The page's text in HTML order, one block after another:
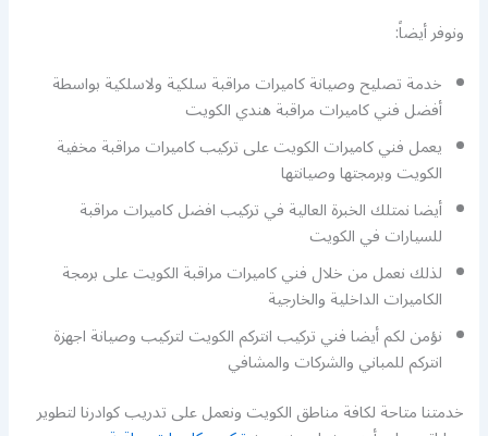
ونوفر أيضاً:
خدمة تصليح وصيانة كاميرات مراقبة سلكية ولاسلكية بواسطة
أفضل فني كاميرات مراقبة هندي الكويت
يعمل فني كاميرات الكويت على تركيب كاميرات مراقبة مخفية
الكويت وبرمجتها وصيانتها
أيضا نمتلك الخبرة العالية في تركيب افضل كاميرات مراقبة
للسيارات في الكويت
لذلك نعمل من خلال فني كاميرات مراقبة الكويت على برمجة
الكاميرات الداخلية والخارجية
نؤمن لكم أيضا فني تركيب انتركم الكويت لتركيب وصيانة اجهزة
انتركم للمباني والشركات والمشافي
خدمتنا متاحة لكافة مناطق الكويت ونعمل على تدريب كوادرنا لتطوير